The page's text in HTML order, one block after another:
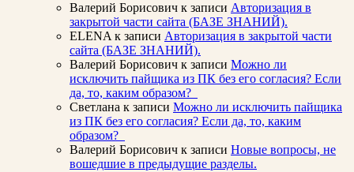
Валерий Борисович к записи Авторизация в
закрытой части сайта (БАЗЕ ЗНАНИЙ).
ELENA к записи Авторизация в закрытой части
сайта (БАЗЕ ЗНАНИЙ).
Валерий Борисович к записи Можно ли
исключить пайщика из ПК без его согласия? Если
да, то, каким образом?
Светлана к записи Можно ли исключить пайщика
из ПК без его согласия? Если да, то, каким
образом?
Валерий Борисович к записи Новые вопросы, не
вошедшие в предыдущие разделы.